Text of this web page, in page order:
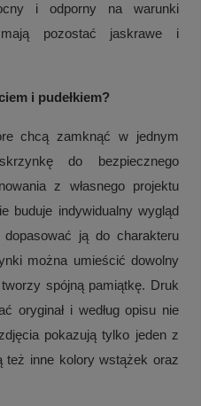
i odporny na warunki
pozostać jaskrawe i
i pudełkiem?
chcą zamknąć w jednym
do bezpiecznego
z własnego projektu
buduje indywidualny wygląd
ją do charakteru
można umieścić dowolny
spójną pamiątkę. Druk
oryginał i według opisu nie
pokazują tylko jeden z
też inne kolory wstążek oraz